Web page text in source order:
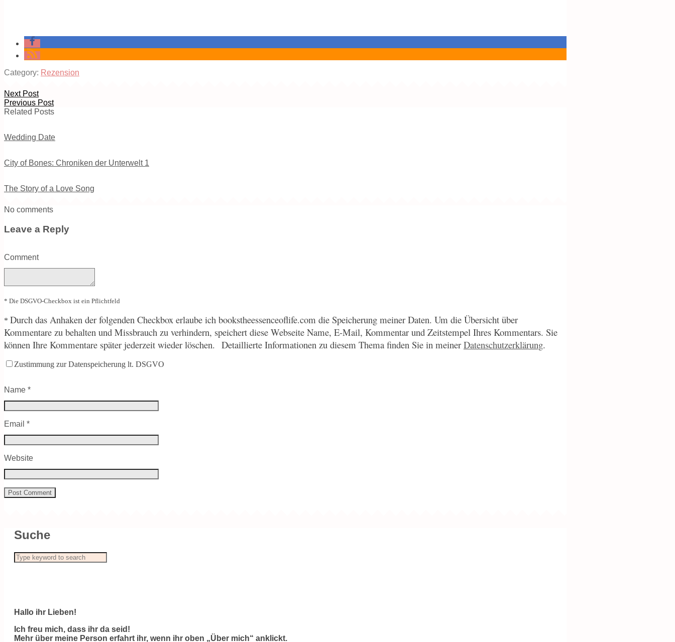
Category: Rezension
Next Post
Previous Post
Related Posts
Wedding Date
City of Bones: Chroniken der Unterwelt 1
The Story of a Love Song
No comments
Leave a Reply
Comment
* Die DSGVO-Checkbox ist ein Pflichtfeld
* Durch das Anhaken der folgenden Checkbox erlaube ich bookstheessenceoflife.com die Speicherung meiner Daten. Um die Übersicht über
Kommentare zu behalten und Missbrauch zu verhindern, speichert diese Webseite Name, E-Mail, Kommentar und Zeitstempel Ihres Kommentars. Sie
können Ihre Kommentare später jederzeit wieder löschen. Detaillierte Informationen zu diesem Thema finden Sie in meiner Datenschutzerklärung.
Zustimmung zur Datenspeicherung lt. DSGVO
Name *
Email *
Website
Suche
Hallo ihr Lieben!
Ich freu mich, dass ihr da seid!
Mehr über meine Person erfahrt ihr, wenn ihr oben „Über mich“ anklickt.